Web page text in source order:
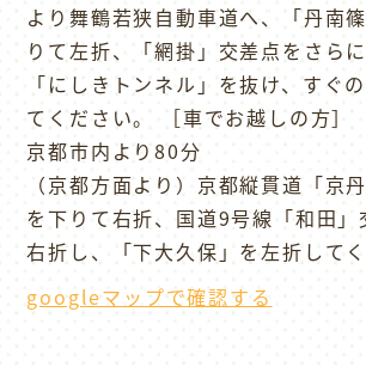
より舞鶴若狭自動車道へ、「丹南
りて左折、「網掛」交差点をさら
「にしきトンネル」を抜け、すぐ
てください。 ［車でお越しの方］
京都市内より80分
（京都方面より）京都縦貫道「京
を下りて右折、国道9号線「和田」
右折し、「下大久保」を左折してく
googleマップで確認する